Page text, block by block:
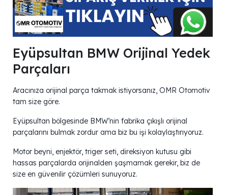
Eyüpsultan BMW Orijinal Yedek
Parçaları
Aracınıza orijinal parça takmak istiyorsanız, OMR Otomotiv
tam size göre.
Eyüpsultan bölgesinde BMW’nin fabrika çıkışlı orijinal
parçalarını bulmak zordur ama biz bu işi kolaylaştırıyoruz.
Motor beyni, enjektör, triger seti, direksiyon kutusu gibi
hassas parçalarda orijinalden şaşmamak gerekir, biz de
size en güvenilir çözümleri sunuyoruz.